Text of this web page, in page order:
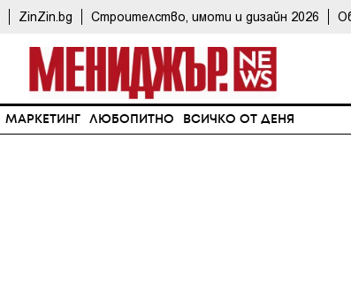
ZinZin.bg Строителство, имоти и дизайн 2026
МАРКЕТИНГ ЛЮБОПИТНО ВСИЧКО ОТ ДЕНЯ